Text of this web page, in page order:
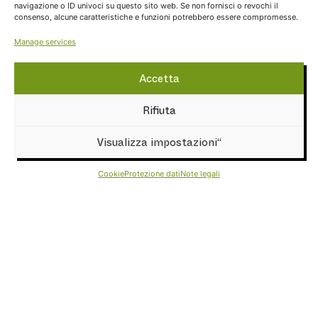
navigazione o ID univoci su questo sito web. Se non fornisci o revochi il
consenso, alcune caratteristiche e funzioni potrebbero essere compromesse.
Manage services
Accetta
Rifiuta
Visualizza impostazioni“
CookieProtezione datiNote legali